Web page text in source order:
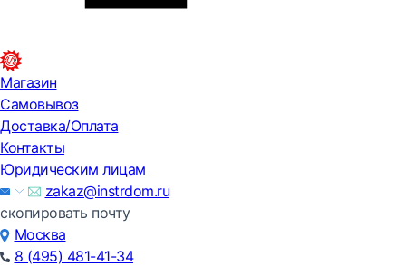
Магазин
Самовывоз
Доставка/Оплата
Контакты
Юридическим лицам
zakaz@instrdom.ru
скопировать почту
Москва
8 (495) 481-41-34